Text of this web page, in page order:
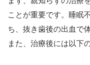
ことが重要です。睡眠
ち、抜き歯後の出血で
また、治療後には以下